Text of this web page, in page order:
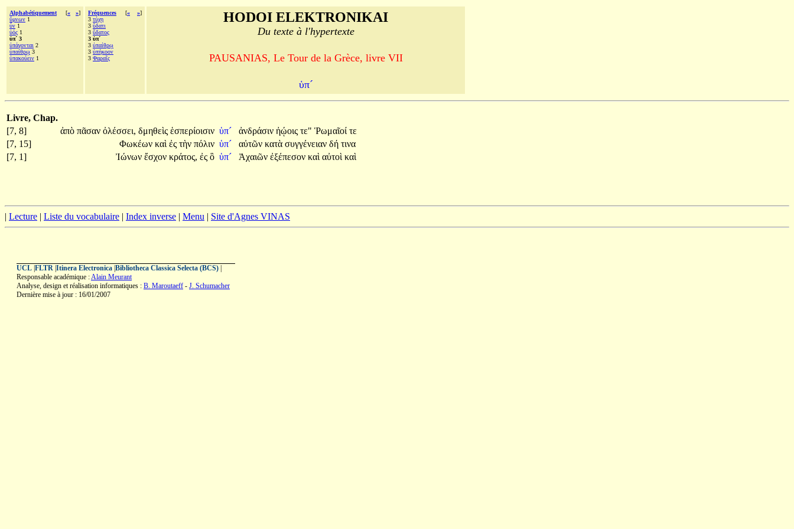
Alphabétiquement [« »]
ὕμνων 1
ὗν 1
ὑός 1
ὑπ´ 3
ὑπάγονται 2
ὑπαίθρῳ 3
ὑπακούειν 1
Fréquences [« »]
3 τύχῃ
3 ὕδατι
3 ὕδατος
3 ὑπ´
3 ὑπαίθρῳ
3 ὑπήκοον
3 Φαραῖς
HODOI ELEKTRONIKAI
Du texte à l'hypertexte
PAUSANIAS, Le Tour de la Grèce, livre VII
ὑπ´
Livre, Chap.
[7, 8]
ἀπὸ πᾶσαν ὀλέσσει, δμηθεὶς ἑσπερίοισιν ὑπ´ ἀνδράσιν ἠῴοις τε" Ῥωμαῖοί τε
[7, 15]
Φωκέων καὶ ἐς τὴν πόλιν ὑπ´ αὐτῶν κατὰ συγγένειαν δή τινα
[7, 1]
Ἰώνων ἔσχον κράτος, ἐς ὃ ὑπ´ Ἀχαιῶν ἐξέπεσον καὶ αὐτοὶ καὶ
| Lecture | Liste du vocabulaire | Index inverse | Menu | Site d'Agnes VINAS
UCL FLTR Itinera Electronica Bibliotheca Classica Selecta (BCS)
Responsable académique :Alain Meurant
Analyse, design et réalisation informatiques : B. Maroutaeff - J. Schumacher
Dernière mise à jour : 16/01/2007